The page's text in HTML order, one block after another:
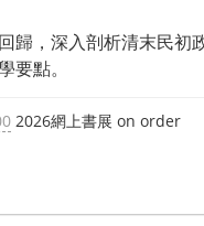
歸，深入剖析清末民初
要點。
2026網上書展 on order